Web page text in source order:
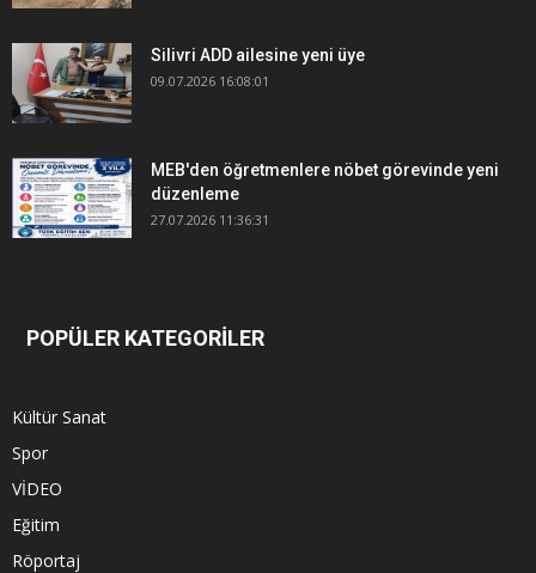
Silivri ADD ailesine yeni üye
09.07.2026 16:08:01
MEB'den öğretmenlere nöbet görevinde yeni
düzenleme
27.07.2026 11:36:31
POPÜLER KATEGORİLER
Kültür Sanat
Spor
VİDEO
Eğitim
Röportaj